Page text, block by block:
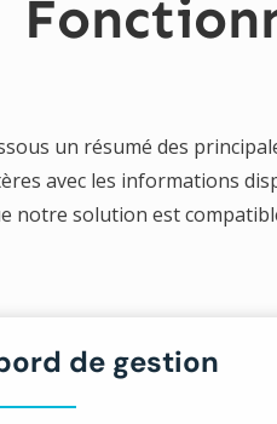
un résumé des
avec les informations
notre solution est
de gestion